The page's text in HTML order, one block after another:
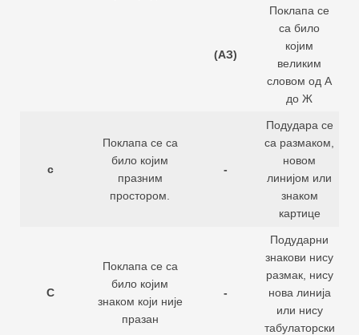
(АЗ)
Поклапа се
са било
којим
великим
словом од А
до Ж
с
Поклапа се са
било којим
празним
простором.
-
Подудара се
са размаком,
новом
линијом или
знаком
картице
С
Поклапа се са
било којим
знаком који није
празан
-
Подударни
знакови нису
размак, нису
нова линија
или нису
табулаторски